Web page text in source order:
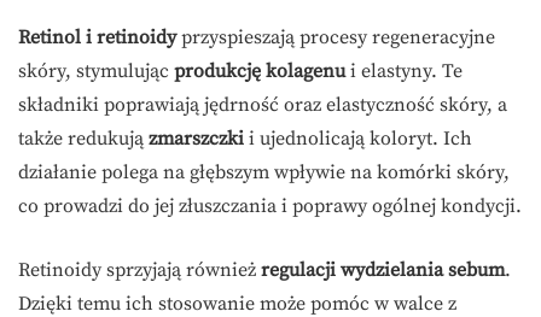
Retinol i retinoidyprzyspieszają procesy regeneracyjne
skóry, stymulując produkcję kolagenui elastyny. Te
składniki poprawiają jędrność oraz elastyczność skóry, a
także redukują zmarszczki i ujednolicają koloryt. Ich
działanie polega na głębszym wpływie na komórki skóry,
co prowadzi do jej złuszczania i poprawy ogólnej kondycji.
Retinoidy sprzyjają również regulacji wydzielania sebum.
Dzięki temu ich stosowanie może pomóc w walce z